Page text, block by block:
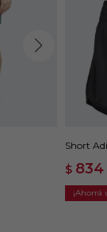
Short
$ 834